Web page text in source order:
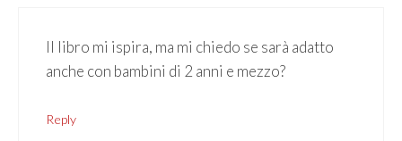
Il libro mi ispira, ma mi chiedo se sarà adatto
anche con bambini di 2 anni e mezzo?
Reply